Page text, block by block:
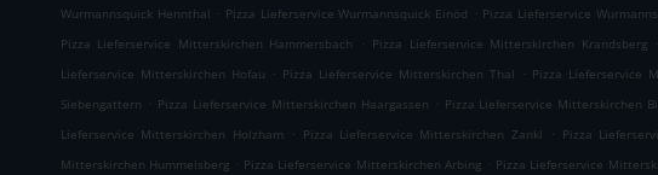
Wurmannsquick Hennthal . Pizza Lieferservice Wurmannsquick Einöd . Pizza Lieferservice
Pizza Lieferservice Mitterskirchen Hammersbach
. Pizza Lieferservice Mitterskirchen Krandsberg .
Lieferservice Mitterskirchen Hofau . Pizza Lieferservice Mitterskirchen Thal . Pizza Lieferservice
Siebengattern . Pizza Lieferservice Mitterskirchen Haargassen . Pizza Lieferservice Mitterskirchen
Lieferservice Mitterskirchen Holzham
. Pizza Lieferservice Mitterskirchen Zankl . Pizza
Mitterskirchen Hummelsberg . Pizza Lieferservice Mitterskirchen Arbing . Pizza Lieferservice